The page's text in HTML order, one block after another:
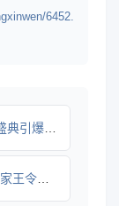
6452.
文化碰撞
合巧思